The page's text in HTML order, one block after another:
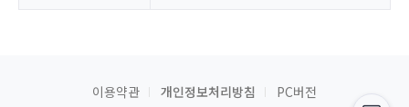
이용약관 개인정보처리방침 PC버전